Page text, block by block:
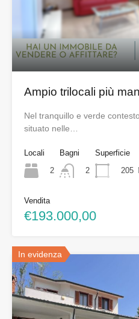
Ampio trilocali più
Nel tranquillo e verde
situato nelle…
Locali
2
Bagni
2
Superficie
205
Vendita
€193.000,00
In evidenza